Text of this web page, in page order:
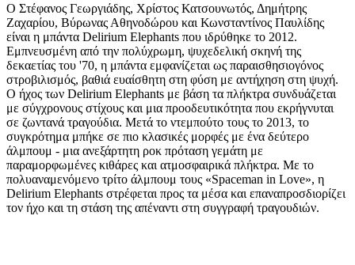
Ο Στέφανος Γεωργιάδης, Χρίστος Κατσουνωτός, Δημήτρης
Ζαχαρίου, Βύρωνας Αθηνοδώρου και Κωνσταντίνος Παυλίδης
είναι η μπάντα Delirium Elephants που ιδρύθηκε το 2012.
Εμπνευσμένη από την πολύχρωμη, ψυχεδελική σκηνή της
δεκαετίας του '70, η μπάντα εμφανίζεται ως παραισθησιογόνος
στροβιλισμός, βαθιά ευαίσθητη στη φύση με αντήχηση στη ψυχή.
Ο ήχος των Delirium Elephants με βάση τα πλήκτρα συνδυάζεται
με σύγχρονους στίχους και μια προοδευτικότητα που εκρήγνυται
σε ζωντανά τραγούδια. Μετά το ντεμπούτο τους το 2013, το
συγκρότημα μπήκε σε πιο κλασικές μορφές με ένα δεύτερο
άλμπουμ - μια ανεξάρτητη ροκ πρόταση γεμάτη με
παραμορφωμένες κιθάρες και ατμοσφαιρικά πλήκτρα. Με το
πολυαναμενόμενο τρίτο άλμπουμ τους «Spaceman in Love», η
Delirium Elephants στρέφεται προς τα μέσα και επαναπροσδιορίζει
τον ήχο και τη στάση της απέναντι στη συγγραφή τραγουδιών.